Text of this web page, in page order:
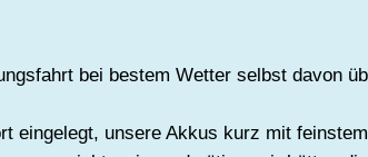
bei bestem Wetter selbst davon
eingelegt, unsere Akkus kurz mit